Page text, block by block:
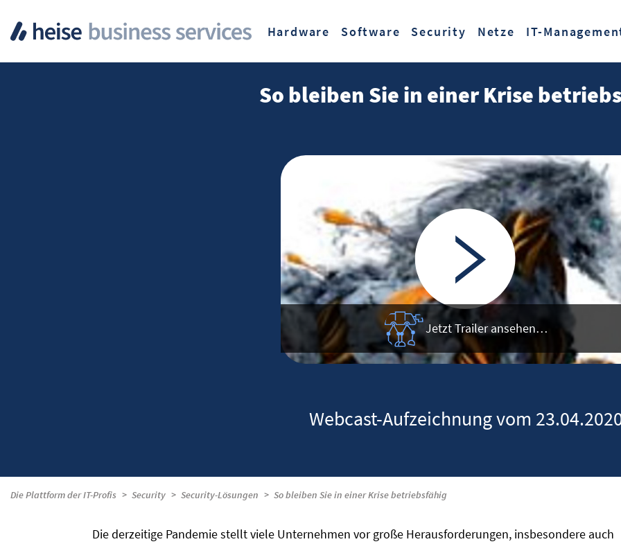
Hardware
Software Security Netze IT-
So bleiben Sie in einer Krise
Jetzt Trailer ansehen…
Webcast-Aufzeichnung vom
Die Plattform der IT-Profis Security Security-Lösungen So bleiben Sie in einer Krise betriebsfähig
Die derzeitige Pandemie stellt viele Unternehmen vor große Herausforderungen, insbesondere auch